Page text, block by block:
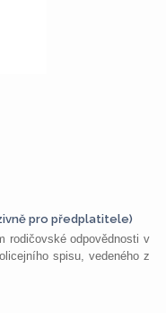
pro předplatitele)
rodičovské odpovědnosti v
spisu, vedeného z